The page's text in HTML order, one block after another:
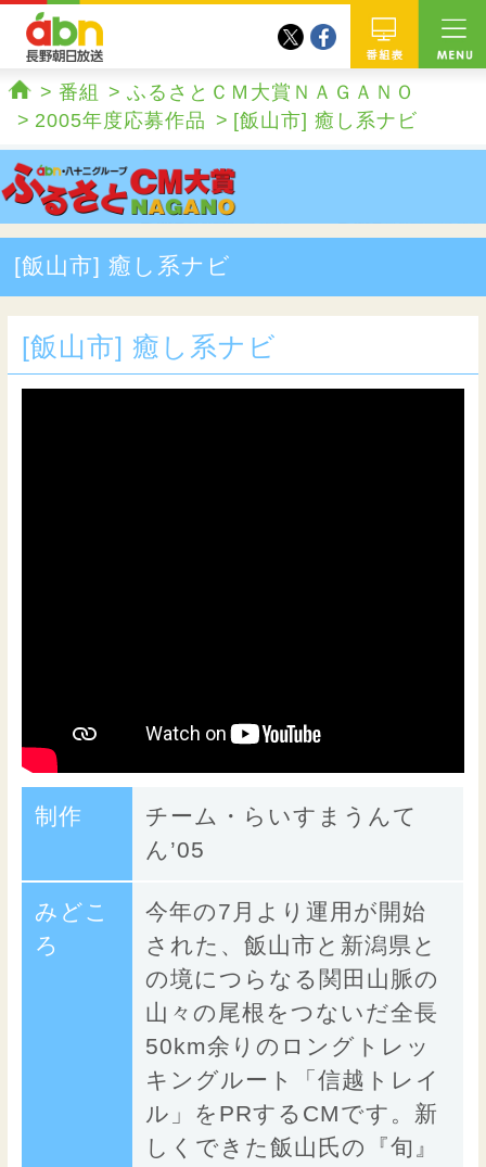
twitterfacebook
ホーム
番組
ふるさとＣＭ大賞ＮＡＧＡＮＯ
2005年度応募作品
[飯山市] 癒し系ナビ
[飯山市] 癒し系ナビ
[飯山市] 癒し系ナビ
制作
チーム・らいすまうんて
ん’05
みどこ
ろ
今年の7月より運用が開始
された、飯山市と新潟県と
の境につらなる関田山脈の
山々の尾根をつないだ全長
50km余りのロングトレッ
キングルート「信越トレイ
ル」をPRするCMです。新
しくできた飯山氏の『旬』